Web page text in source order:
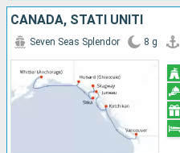
CANADA, STATI UNITI
Seven Seas Splendor 8 g